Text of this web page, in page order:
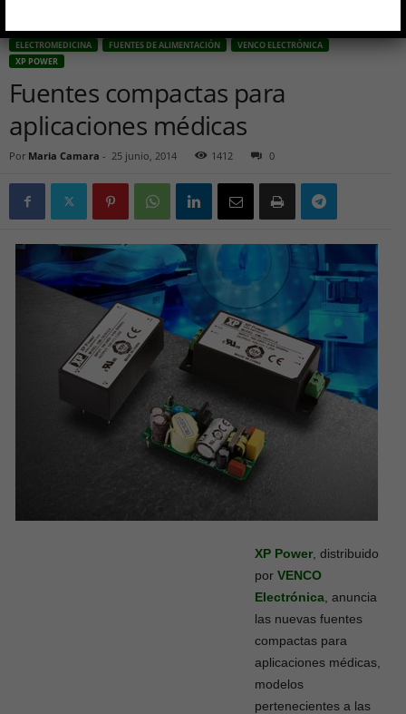
ELECTROMEDICINA FUENTES DE ALIMENTACIÓN
VENCO ELECTRÓNICA
XP POWER
Fuentes compactas para
aplicaciones médicas
Por Maria Camara - 25 junio, 2014 1412 0
XP Power , distribuido
por VENCO
Electrónica , anuncia
las nuevas fuentes
compactas para
aplicaciones médicas,
modelos
pertenecientes a las